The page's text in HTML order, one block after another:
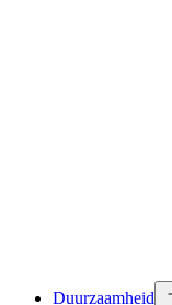
Duurzaamheid